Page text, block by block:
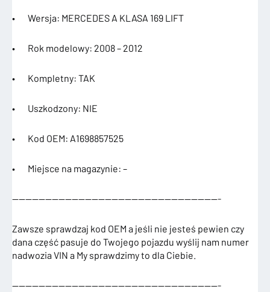
• Wersja: MERCEDES A KLASA 169 LIFT
• Rok modelowy: 2008 – 2012
• Kompletny: TAK
• Uszkodzony: NIE
• Kod OEM: A1698857525
• Miejsce na magazynie: –
———————————————————————————————-
Zawsze sprawdzaj kod OEM a jeśli nie jesteś pewien czy
dana część pasuje do Twojego pojazdu wyślij nam numer
nadwozia VIN a My sprawdzimy to dla Ciebie.
———————————————————————————————-